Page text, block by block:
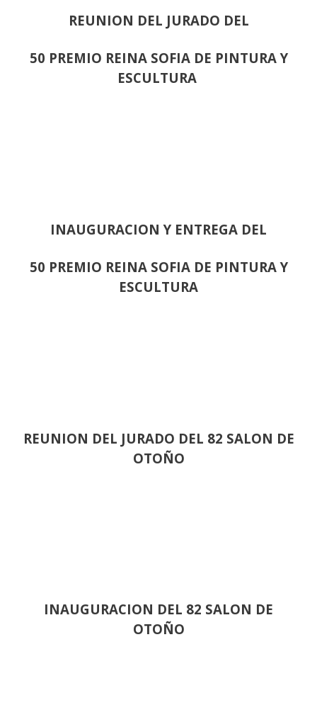
REUNION DEL JURADO DEL
50 PREMIO REINA SOFIA DE PINTURA Y
ESCULTURA
INAUGURACION Y ENTREGA DEL
50 PREMIO REINA SOFIA DE PINTURA Y
ESCULTURA
REUNION DEL JURADO DEL 82 SALON DE
OTOÑO
INAUGURACION DEL 82 SALON DE
OTOÑO